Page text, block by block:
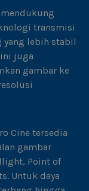
mendukung
transmisi
yang lebih stabil
juga
gambar ke
Cine tersedia
gambar
Point of
Untuk daya